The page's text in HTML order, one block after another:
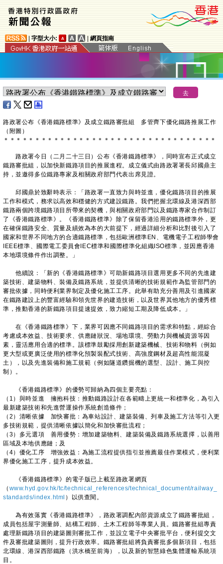
字型大小: 網頁指南
路政署公布《香港鐵路標準》及成立鐵路審批組 多管齊下優化鐵路推展工作
（附圖）
＊ ＊ ＊ ＊ ＊ ＊ ＊ ＊ ＊ ＊ ＊ ＊ ＊ ＊ ＊ ＊ ＊ ＊ ＊ ＊ ＊ ＊ ＊ ＊ ＊ ＊ ＊ ＊ ＊ ＊ ＊ ＊ ＊ ＊
路政署今日（二月二十三日）公布《香港鐵路標準》，同時宣布正式成立
鐵路審批組，以加快新鐵路項目的推展進程。成立儀式由路政署署長邱國鼎主
持，並邀得多位鐵路專家及相關政府部門代表出席見證。
邱國鼎於致辭時表示：「路政署一直致力與時並進，優化鐵路項目的推展
工作和模式，務求以高效和穩健的方式建設鐵路。我們把握北環線及港深西部
鐵路兩個跨境鐵路項目所帶來的契機，與相關政府部門以及鐵路專家合作制訂
了《香港鐵路標準》。《香港鐵路標準》除了保留香港沿用的鐵路標準外，更
在確保鐵路安全、質量及績效為本的大前提下，經過詳細分析和比對後引入了
國家和世界不同地方的合適鐵路標準，包括歐洲標準EN、電機電子工程師學會
IEEE標準、國際電工委員會IEC標準和國際標準化組織ISO標準，並因應香港
本地環境條件作出調整。」
他續說：「新的《香港鐵路標準》可助新鐵路項目選用更多不同的先進建
築技術、建築物料、裝備及鐵路系統，並提供清晰的技術規範作為監管部門的
審批依據，同時便利業界制定及優化施工工序。此舉有助充分善用及引進國家
在鐵路建設上的豐富經驗和領先世界的建造技術，以及世界其他地方的優秀標
準，推動香港的新鐵路項目提速提效，致力縮短工期及降低成本。」
在《香港鐵路標準》下，業界可因應不同鐵路項目的需求和特點，經綜合
考慮成本效益、技術要求、供應鏈狀況、場地環境、勞動力與機械資源等因
素，靈活應用合適的標準。該標準鼓勵採用創新建築機械、技術和物料（例如
更大型或更廣泛使用的標準化預製裝配式技術、高強度鋼材及超高性能混凝
土），以及先進裝備和施工規範（例如隧道鑽掘機的選型、設計、施工與控
制）。
《香港鐵路標準》的優勢可歸納為四個主要亮點：
（1）與時並進 擁抱科技：推動鐵路設計在各範疇上更統一和標準化，為引入
最新建築技術和先進營運操作系統創造條件；
（2）清晰依據 加快審批：為車站設計、建築裝備、列車及施工方法等引入更
多技術規範，提供清晰依據以簡化和加快審批流程；
（3）多元選項 善用優勢：增加建築物料、建築裝備及鐵路系統選擇，以善用
區域及本地供應鏈；及
（4）優化工序 增強效益：為施工流程提供指引並推薦最佳作業模式，便利業
界優化施工工序，提升成本效益。
《香港鐵路標準》的電子版已上載至路政署網頁
（ www.hyd.gov.hk/tc/technical_references/technical_document/railway_
standards/index.html ）以供查閱。
為有效落實《香港鐵路標準》，路政署調配內部資源成立了鐵路審批組，
成員包括屋宇測量師、結構工程師、土木工程師等專業人員。鐵路審批組專責
處理新鐵路項目的建築圖則審批工作，並設立電子中央審批平台，便利提交文
件及審批建築圖則，提升行政效率。鐵路審批組將負責審批多個新項目，包括
北環線、港深西部鐵路（洪水橋至前海），以及新的智慧綠色集體運輸系統項
目。